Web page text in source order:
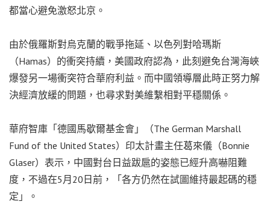
都當心避免激怒北京。
由於俄羅斯對烏克蘭的戰爭拖延、以色列對哈瑪斯
（Hamas）的衝突持續，美國政府認為，此刻避免台灣海峽
爆發另一場衝突符合華府利益。而中國領導層此時正努力解
決經濟放緩的問題，也尋求對美維繫相對平穩關係。
華府智庫「德國馬歇爾基金會」（The German Marshall
Fund of the United States）印太計畫主任葛來儀（Bonnie
Glaser）表示，中國對台日益跋扈的姿態已經升高嚇阻難
度，不過在5月20日前，「各方仍然在試圖維持最起碼的穩
定」。